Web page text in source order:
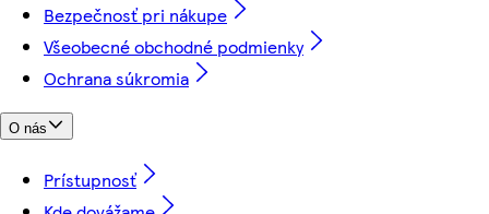
Bezpečnosť pri nákupe
Všeobecné obchodné podmienky
Ochrana súkromia
O nás
Prístupnosť